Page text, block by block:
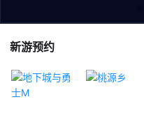
新游预约